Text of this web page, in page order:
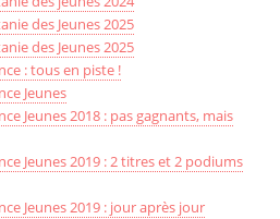
des Jeunes 2025
des Jeunes 2025
: tous en piste !
Jeunes
Jeunes 2018 : pas gagnants, mais
Jeunes 2019 : 2 titres et 2 podiums
Jeunes 2019 : jour après jour